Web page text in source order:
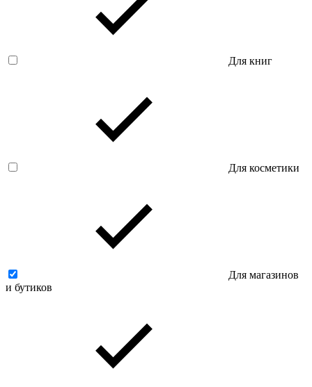
Для книг
Для косметики
Для магазинов
и бутиков